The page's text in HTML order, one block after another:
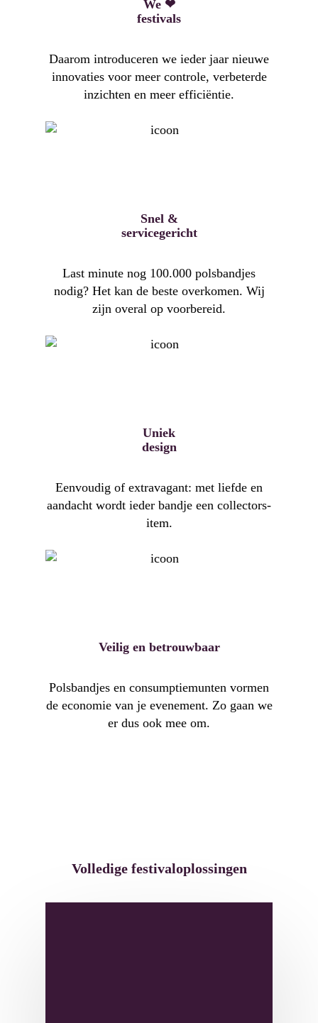
We ❤
festivals
Daarom introduceren we ieder jaar nieuwe
innovaties voor meer controle, verbeterde
inzichten en meer efficiëntie.
Snel &
servicegericht
Last minute nog 100.000 polsbandjes
nodig? Het kan de beste overkomen. Wij
zijn overal op voorbereid.
Uniek
design
Eenvoudig of extravagant: met liefde en
aandacht wordt ieder bandje een collectors-
item.
Veilig en betrouwbaar
Polsbandjes en consumptiemunten vormen
de economie van je evenement. Zo gaan we
er dus ook mee om.
Volledige festivaloplossingen